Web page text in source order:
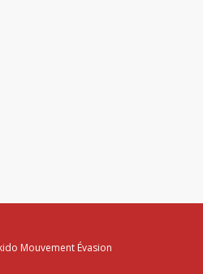
Mouvement Évasion